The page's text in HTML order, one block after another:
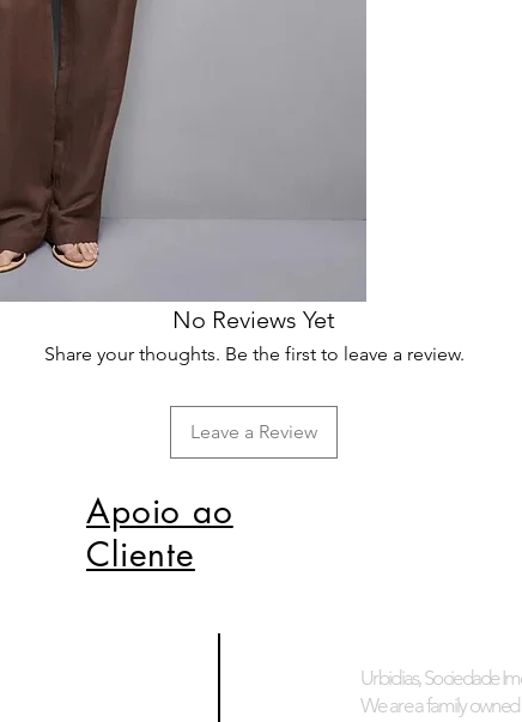
No Reviews Yet
Share your thoughts. Be the first to leave a review.
Leave a Review
Apoio ao
Cliente
Urbidias, Sociedade
We are a family